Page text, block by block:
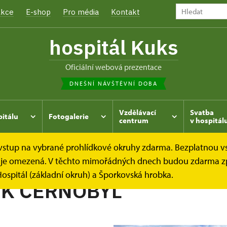
E-shop Pro média Kontakt
hospitál Kuks
oficiální webová prezentace
DNEŠNÍ NÁVŠTĚVNÍ DOBA
Fotogalerie
Vzdělávací
centrum
Svatba
v
na vybrané prohlídkové okruhy zdarma. Bezplatnou
omezená. V těchto mimořádných dnech budou zdarma
(základní okruh) a Šporkovská hrobka.
Kukský herbář - aneb co u nás roste... PELYNĚK
ČERNOBÝL